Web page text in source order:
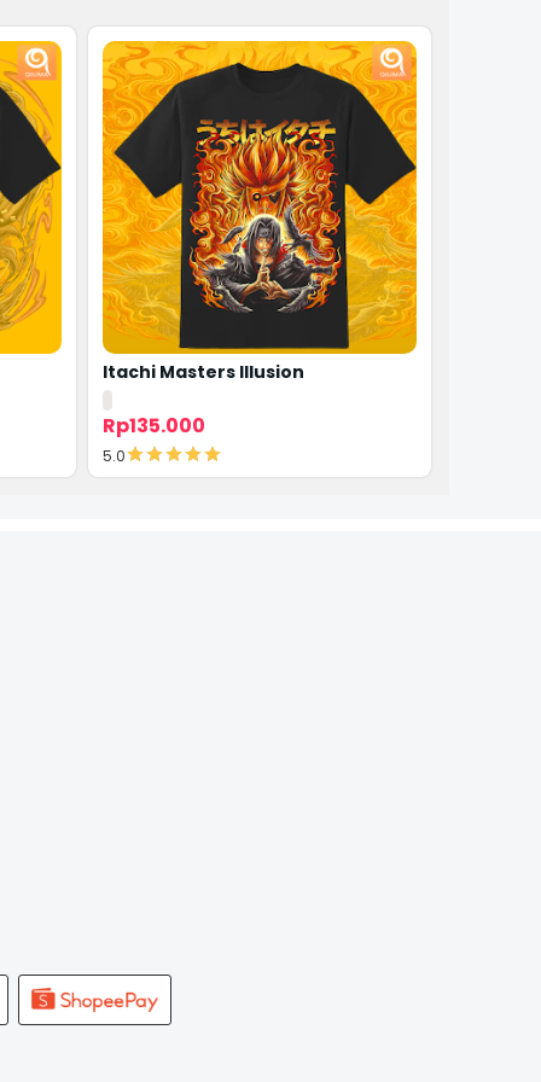
Itachi Masters Illusion
Rp135.000
5.0